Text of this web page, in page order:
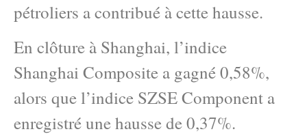
pétroliers a contribué à cette hausse.
En clôture à Shanghai, l’indice
Shanghai Composite a gagné 0,58%,
alors que l’indice SZSE Component a
enregistré une hausse de 0,37%.